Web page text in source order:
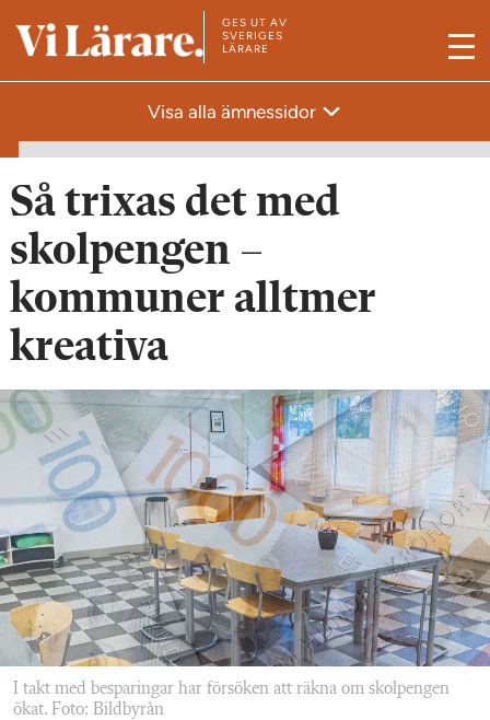
T
s
t
a
r
t
s
a
n
GES UT AV
SVERIGES
LÄRARE
M
Visa alla ämnessidor
Så trixas det med
skolpengen –
kommuner alltmer
kreativa
I takt med besparingar har försöken att räkna om skolpengen
ökat. Foto: Bildbyrån